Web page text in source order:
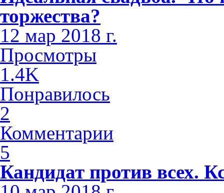
торжества?
12 мар 2018 г.
Просмотры
1.4K
Понравилось
2
Комментарии
5
Кандидат против всех.